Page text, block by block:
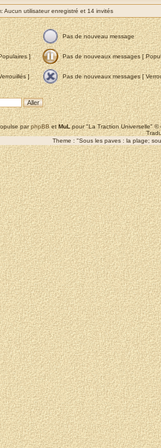
Aucun utilisateur enregistré et 14 invités
Pas de nouveau message
] Pas de nouveaux messages [
] Pas de nouveaux messages [
parphpBBetMuLpour "La Traction Universelle"
Theme : "Sous les paves : la plage;